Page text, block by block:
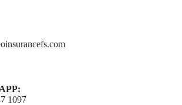
1097